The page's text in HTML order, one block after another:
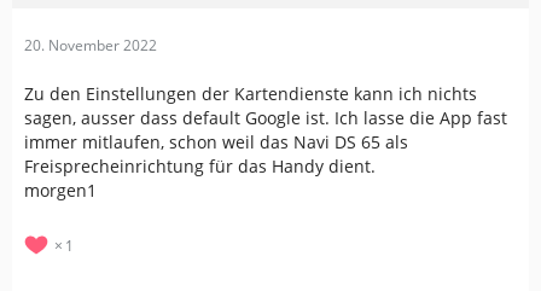
20. November 2022
Zu den Einstellungen der Kartendienste kann ich nichts
sagen, ausser dass default Google ist. Ich lasse die App fast
immer mitlaufen, schon weil das Navi DS 65 als
Freisprecheinrichtung für das Handy dient.
morgen1
1